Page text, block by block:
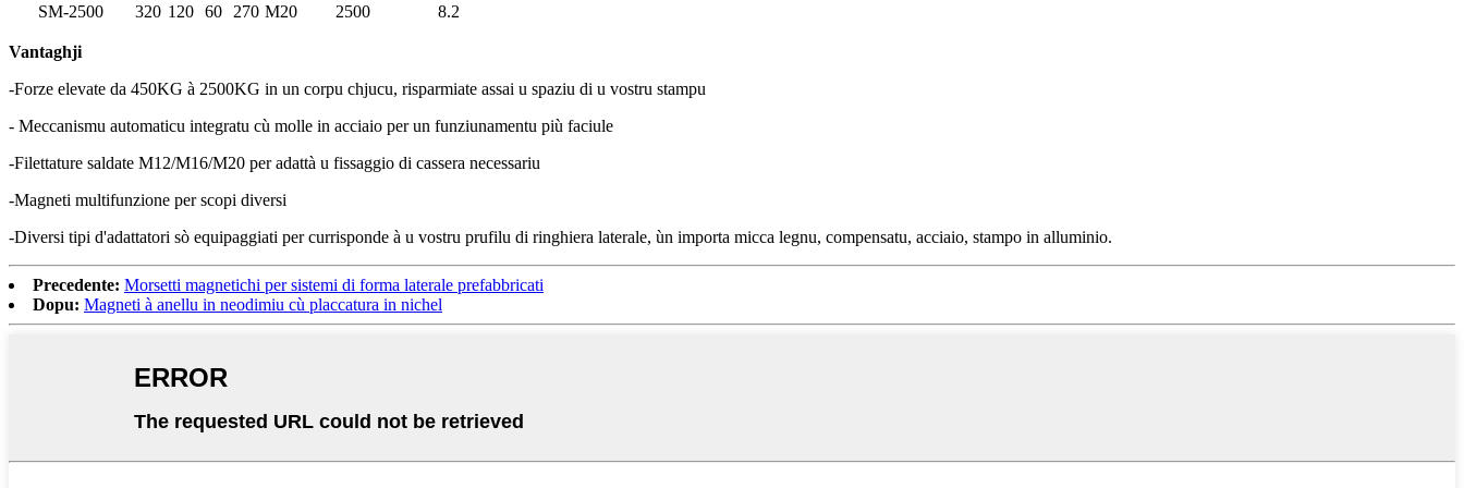
SM-2500 320 120 60 270 M20 2500 8.2
Vantaghji
-Forze elevate da 450KG à 2500KG in un corpu chjucu, risparmiate assai u spaziu di u vostru stampu
- Meccanismu automaticu integratu cù molle in acciaio per un funziunamentu più faciule
-Filettature saldate M12/M16/M20 per adattà u fissaggio di cassera necessariu
-Magneti multifunzione per scopi diversi
-Diversi tipi d'adattatori sò equipaggiati per currisponde à u vostru prufilu di ringhiera laterale, ùn importa micca legnu, compensatu, acciaio, stampo in alluminio.
Precedente: Morsetti magnetichi per sistemi di forma laterale prefabbricati
Dopu: Magneti à anellu in neodimiu cù placcatura in nichel